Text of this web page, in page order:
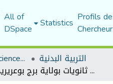
All of
DSpace Statistics Profils
Institute of Sports Sciences and Techniques التربية البدنية
دور حصة التربية البدنية والرياضية في تنمية بعض المهارات الاجتماعية لدى تلاميذ المرحلة الثانوية دراسة ميدانية ببعض ثانويات بولاية برج بوعريريج